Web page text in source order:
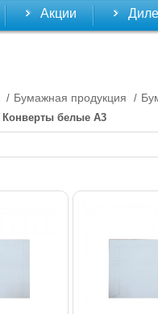
Акции
/ Бумажная продукция /
Конверты белые А3